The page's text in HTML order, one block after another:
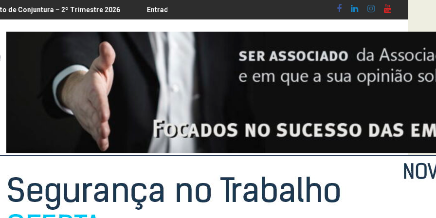
8
– 2º Trimestre 2026 Entrada em vigor da regulamentação do Lobby - Lei n.º 5-A/2026, de 28 de Janeiro
Diploma de transposição da Diretiva